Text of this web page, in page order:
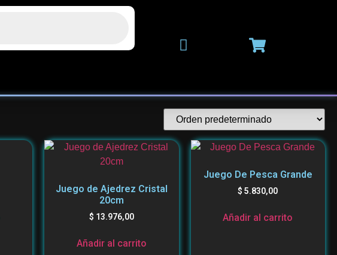
Juego de Ajedrez Cristal
20cm
$ 13.976,00
Añadir al carrito
Juego De Pesca Grande
$ 5.830,00
Añadir al carrito